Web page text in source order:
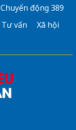
Chuyển động 389
Tư vấn
Xã hội